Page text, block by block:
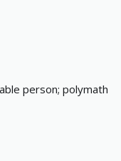
person; polymath